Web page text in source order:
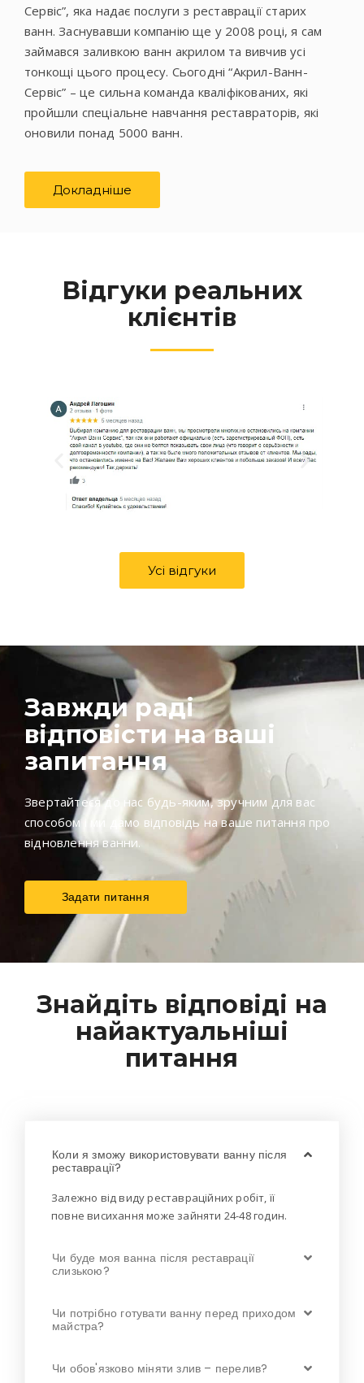
Сервіс”, яка надає послуги з реставрації старих
ванн. Заснувавши компанію ще у 2008 році, я сам
займався заливкою ванн акрилом та вивчив усі
тонкощі цього процесу. Сьогодні “Акрил-Ванн-
Сервіс” – це сильна команда кваліфікованих, які
пройшли спеціальне навчання реставраторів, які
оновили понад 5000 ванн.
Докладніше
Відгуки реальних
клієнтів
Усі відгуки
Завжди раді
відповісти на ваші
запитання
Звертайтеся до нас будь-яким, зручним для вас
способом і ми дамо відповідь на ваше питання про
відновлення ванни.
Задати питання
Знайдіть відповіді на
найактуальніші
питання
Коли я зможу використовувати ванну після
реставрації?
Залежно від виду реставраційних робіт, її
повне висихання може зайняти 24-48 годин.
Чи буде моя ванна після реставрації
слизькою?
Чи потрібно готувати ванну перед приходом
майстра?
Чи обов'язково міняти злив – перелив?